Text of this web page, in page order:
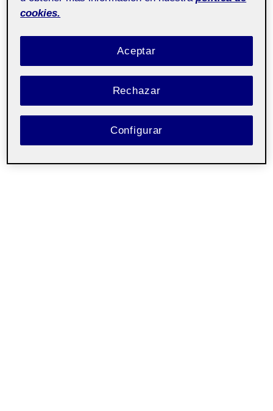
cookies.
Rechazar
Aceptar
Configurar